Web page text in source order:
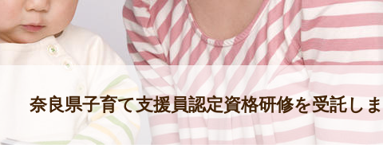
奈良県子育て支援員認定資格研修を受託し